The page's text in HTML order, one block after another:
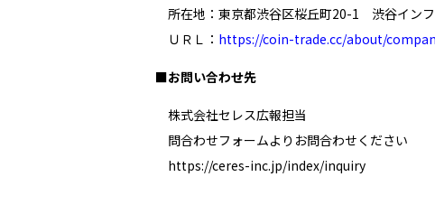
所在地：東京都渋谷区桜丘町20-1 渋谷イン
ＵＲＬ： https://coin-trade.cc/about/
■お問い合わせ先
株式会社セレス広報担当
問合わせフォームよりお問合わせください
https://ceres-inc.jp/index/inquiry